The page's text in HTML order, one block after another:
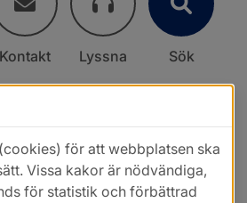
Kontakt Lyssna Sök
för att webbplatsen ska
Vissa kakor är nödvändiga,
för statistik och förbättrad